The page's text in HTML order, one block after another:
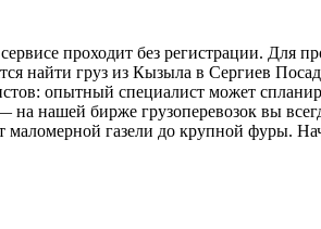
проходит без регистрации. Для
найти груз из Кызыла в Сергиев
опытный специалист может
нашей бирже грузоперевозок вы
газели до крупной фуры.